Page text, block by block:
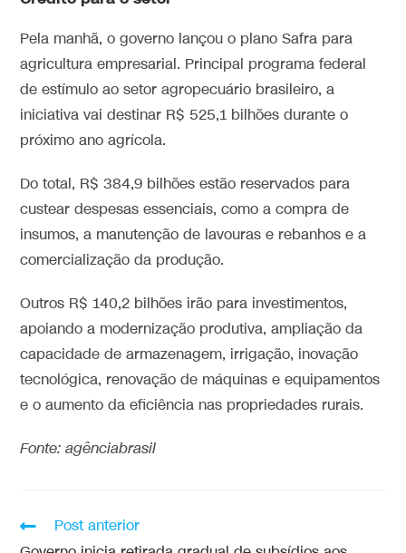
Pela manhã, o governo lançou o plano Safra para
agricultura empresarial. Principal programa federal
de estímulo ao setor agropecuário brasileiro, a
iniciativa vai destinar R$ 525,1 bilhões durante o
próximo ano agrícola.
Do total, R$ 384,9 bilhões estão reservados para
custear despesas essenciais, como a compra de
insumos, a manutenção de lavouras e rebanhos e a
comercialização da produção.
Outros R$ 140,2 bilhões irão para investimentos,
apoiando a modernização produtiva, ampliação da
capacidade de armazenagem, irrigação, inovação
tecnológica, renovação de máquinas e equipamentos
e o aumento da eficiência nas propriedades rurais.
Fonte: agênciabrasil
Post anterior